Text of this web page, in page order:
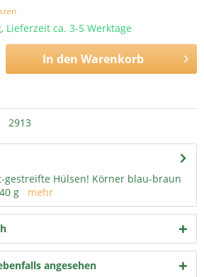
Lieferzeit ca. 3-5 Werktage
In den Warenkorb
2913
gestreifte Hülsen! Körner blau-braun
g mehr
angesehen